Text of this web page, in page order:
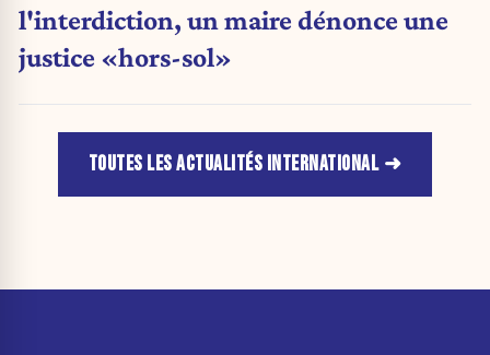
l'interdiction, un maire dénonce une
justice «hors-sol»
TOUTES LES ACTUALITÉS INTERNATIONAL